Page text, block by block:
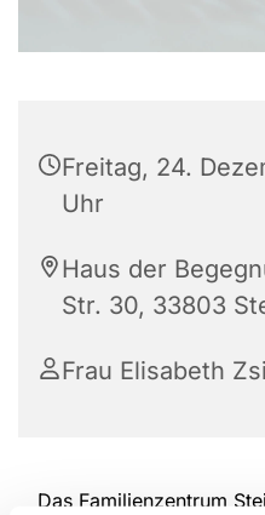
Freitag, 24.
Uhr
Haus der
Str. 30, 33803
Frau Elisabeth
Das Familienzentrum